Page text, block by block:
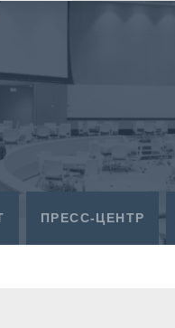
ПРЕСС-ЦЕНТР